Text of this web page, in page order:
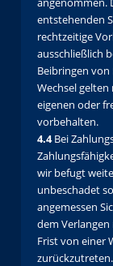
entstehenden
rechtzeitige
ausschließlich
Beibringen
Wechsel
eigenen oder
vorbehalten.
4.4Bei
wir befugt
unbeschadet
angemessen
dem
Frist von einer